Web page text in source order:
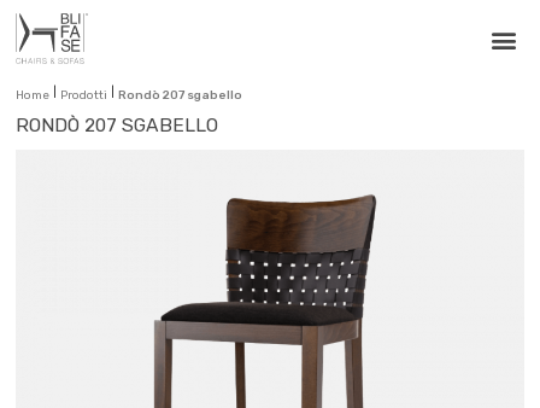
Home Prodotti Rondò 207 sgabello
RONDÒ 207 SGABELLO